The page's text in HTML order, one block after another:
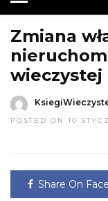
HOME»BAZA
Zmiana
wieczystej
POSTED ON 10
Share On